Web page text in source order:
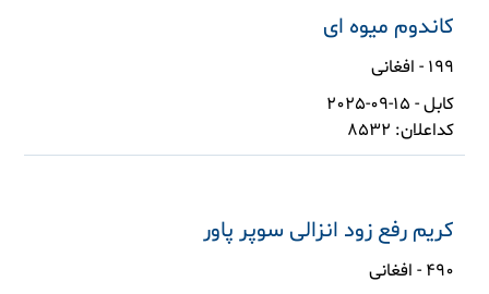
کاندوم میوه ای
199 - افغانی
کابل - 15-09-2025
کداعلان: 8532
کریم رفع زود انزالی سوپر پاور
490 - افغانی